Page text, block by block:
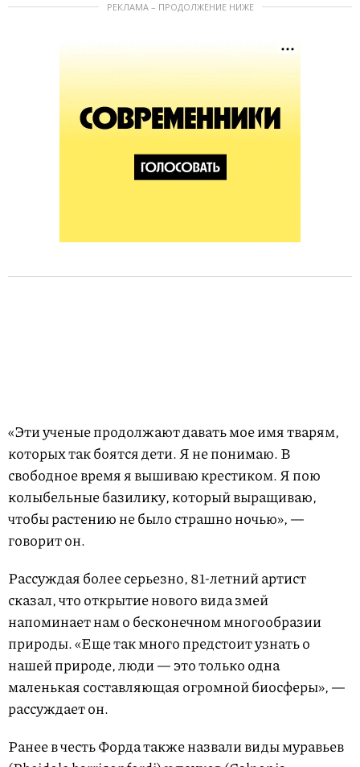
РЕКЛАМА – ПРОДОЛЖЕНИЕ НИЖЕ
«Эти ученые продолжают давать мое имя тварям,
которых так боятся дети. Я не понимаю. В
свободное время я вышиваю крестиком. Я пою
колыбельные базилику, который выращиваю,
чтобы растению не было страшно ночью», —
говорит он.
Рассуждая более серьезно, 81-летний артист
сказал, что открытие нового вида змей
напоминает нам о бесконечном многообразии
природы. «Еще так много предстоит узнать о
нашей природе, люди — это только одна
маленькая составляющая огромной биосферы», —
рассуждает он.
Ранее в честь Форда также назвали виды муравьев